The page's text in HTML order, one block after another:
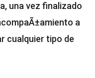
una vez finalizado
a
cualquier tipo de